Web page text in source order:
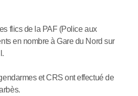
flics de la PAF (Police aux
en nombre à Gare du Nord sur
et CRS ont effectué de